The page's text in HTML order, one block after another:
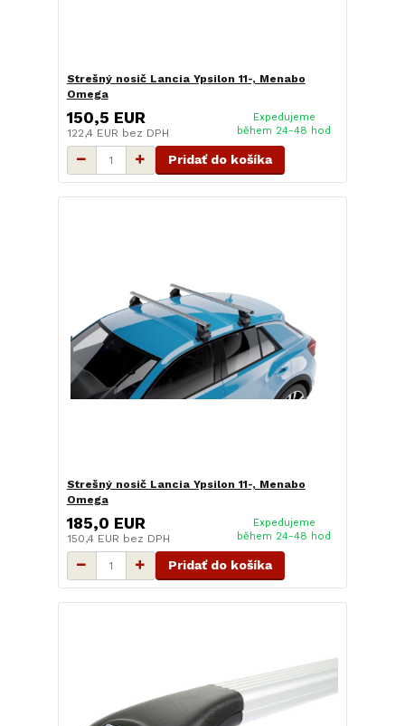
Strešný nosič Lancia Ypsilon 11-, Menabo
Omega
150,5 EUR
122,4 EUR bez DPH
Expedujeme
během 24-48 hod
Pridať do košíka
Strešný nosič Lancia Ypsilon 11-, Menabo
Omega
185,0 EUR
150,4 EUR bez DPH
Expedujeme
během 24-48 hod
Pridať do košíka